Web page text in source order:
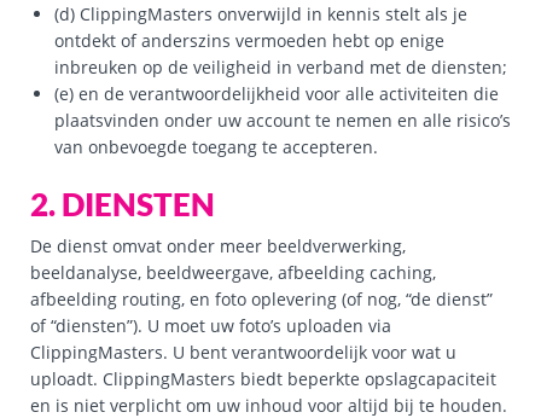
(d) ClippingMasters onverwijld in kennis stelt als je
ontdekt of anderszins vermoeden hebt op enige
inbreuken op de veiligheid in verband met de diensten;
(e) en de verantwoordelijkheid voor alle activiteiten die
plaatsvinden onder uw account te nemen en alle risico’s
van onbevoegde toegang te accepteren.
2. DIENSTEN
De dienst omvat onder meer beeldverwerking,
beeldanalyse, beeldweergave, afbeelding caching,
afbeelding routing, en foto oplevering (of nog, “de dienst”
of “diensten”). U moet uw foto’s uploaden via
ClippingMasters. U bent verantwoordelijk voor wat u
uploadt. ClippingMasters biedt beperkte opslagcapaciteit
en is niet verplicht om uw inhoud voor altijd bij te houden.